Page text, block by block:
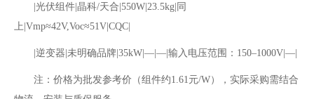
|‌光伏组件‌|晶科/天合|550W|23.5kg|同
上|Vmp≈42V,Voc≈51V|CQC|
|‌逆变器‌|未明确品牌|35kW|—|—|输入电压范围：150–1000V|—|
注：价格为批发参考价（组件约1.61元/W），实际采购需结合